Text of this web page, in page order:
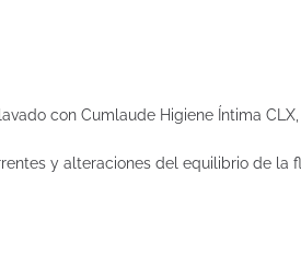
con Cumlaude Higiene Íntima
y alteraciones del equilibrio de la